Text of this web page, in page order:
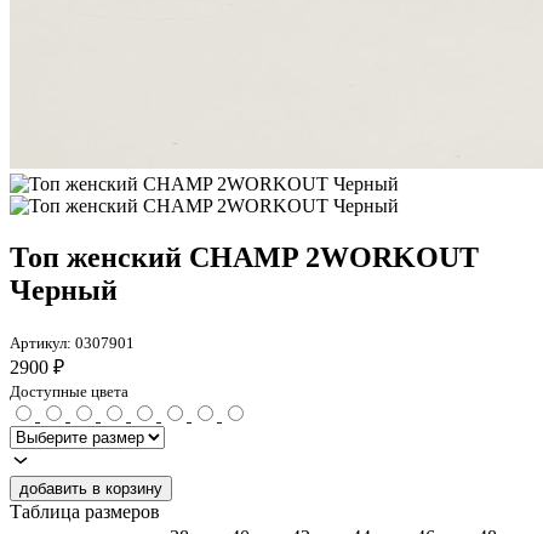
Топ женский CHAMP 2WORKOUT
Черный
Артикул: 0307901
2900 ₽
Доступные цвета
добавить в корзину
Таблица размеров